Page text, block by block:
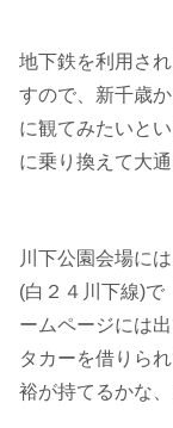
地下鉄を利用さ
すので、新千歳
に観てみたいと
に乗り換えて大
川下公園会場に
(白２４川下線)で
ームページには
タカーを借りら
裕が持てるかな、